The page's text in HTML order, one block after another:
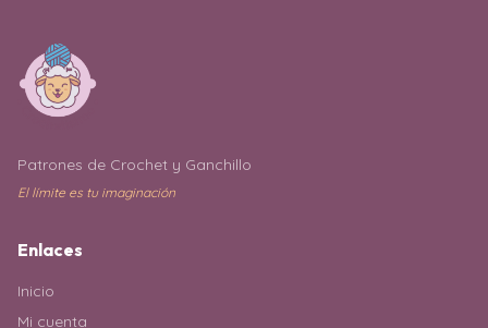
Patrones de Crochet y Ganchillo
El límite es tu imaginación
Enlaces
Inicio
Mi cuenta